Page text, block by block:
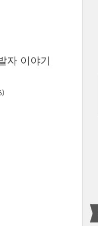
자 이야기